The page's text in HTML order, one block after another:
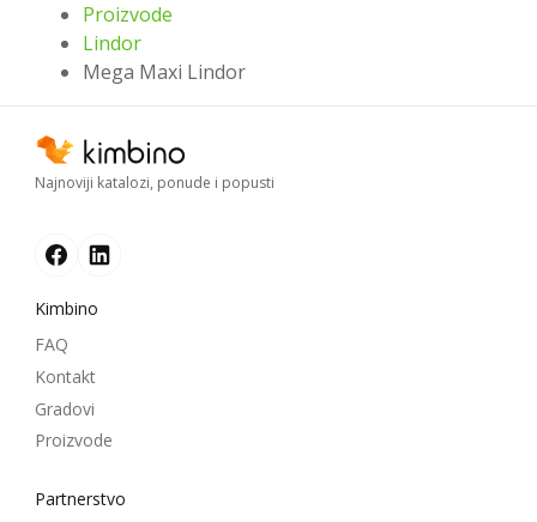
Proizvode
Lindor
Mega Maxi Lindor
Najnoviji katalozi, ponude i popusti
Kimbino
FAQ
Kontakt
Gradovi
Proizvode
Partnerstvo